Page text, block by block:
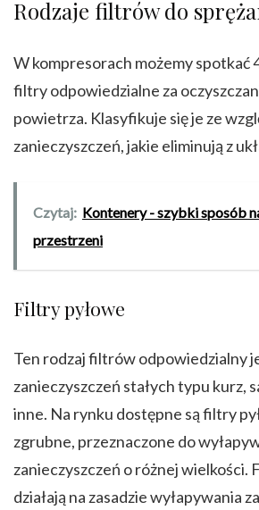
Rodzaje filtrów do
W kompresorach możemy spotkać
filtry odpowiedzialne za
powietrza. Klasyfikuje się je ze
zanieczyszczeń, jakie eliminują z
Czytaj: Kontenery - szybki sposób
przestrzeni
Filtry pyłowe
Ten rodzaj filtrów odpowiedzialny
zanieczyszczeń stałych typu kurz,
inne. Na rynku dostępne są filtry
zgrubne, przeznaczone do
zanieczyszczeń o różnej wielkości.
działają na zasadzie wyłapywania